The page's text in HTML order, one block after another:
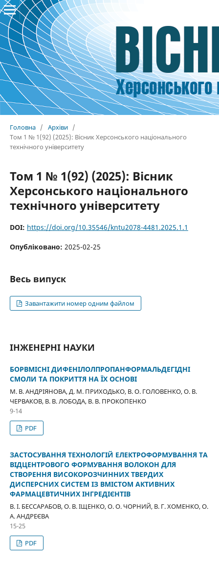
Головна / Архіви /
Том 1 № 1(92) (2025): Вісник Херсонського національного
технічного університету
Том 1 № 1(92) (2025): Вісник
Херсонського національного
технічного університету
DOI: https://doi.org/10.35546/kntu2078-4481.2025.1.1
Опубліковано: 2025-02-25
Весь випуск
Завантажити номер одним файлом
ІНЖЕНЕРНІ НАУКИ
БОРВМІСНІ ДИФЕНІЛОЛПРОПАНФОРМАЛЬДЕГІДНІ
СМОЛИ ТА ПОКРИТТЯ НА ЇХ ОСНОВІ
М. В. АНДРІЯНОВА, Д. М. ПРИХОДЬКО, В. О. ГОЛОВЕНКО, О. В.
ЧЕРВАКОВ, В. В. ЛОБОДА, В. В. ПРОКОПЕНКО
9-14
PDF
ЗАСТОСУВАННЯ ТЕХНОЛОГІЙ ЕЛЕКТРОФОРМУВАННЯ ТА
ВІДЦЕНТРОВОГО ФОРМУВАННЯ ВОЛОКОН ДЛЯ
СТВОРЕННЯ ВИСОКОРОЗЧИННИХ ТВЕРДИХ
ДИСПЕРСНИХ СИСТЕМ ІЗ ВМІСТОМ АКТИВНИХ
ФАРМАЦЕВТИЧНИХ ІНГРЕДІЄНТІВ
В. І. БЕССАРАБОВ, О. В. ІЩЕНКО, О. О. ЧОРНИЙ, В. Г. ХОМЕНКО, О.
А. АНДРЕЄВА
15-25
PDF